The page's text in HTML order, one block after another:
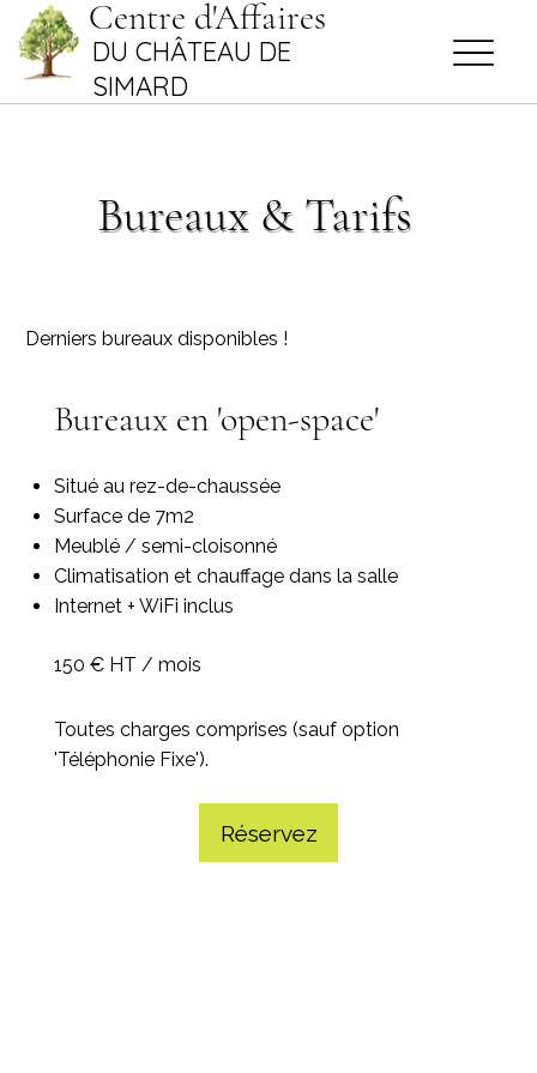
Centre d'Affaires
DU CHÂTEAU DE
SIMARD
Bureaux & Tarifs
Derniers bureaux disponibles !
Bureaux en 'open-space'
Situé au rez-de-chaussée
Surface de 7m2
Meublé / semi-cloisonné
Climatisation et chauffage dans la salle
Internet + WiFi inclus
150 € HT / mois​
Toutes charges comprises (sauf option
'Téléphonie Fixe').
Réservez